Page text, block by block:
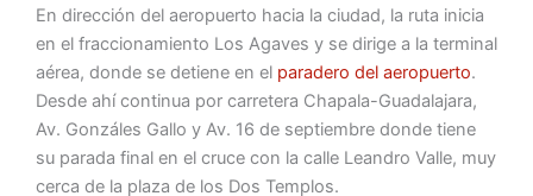
En dirección del aeropuerto hacia la ciudad, la ruta inicia
en el fraccionamiento Los Agaves y se dirige a la terminal
aérea, donde se detiene en el paradero del aeropuerto.
Desde ahí continua por carretera Chapala-Guadalajara,
Av. Gonzáles Gallo y Av. 16 de septiembre donde tiene
su parada final en el cruce con la calle Leandro Valle, muy
cerca de la plaza de los Dos Templos.